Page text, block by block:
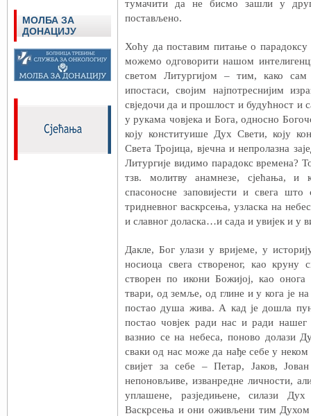
тумачити да не бисмо зашли у
постављено.
Хоћу да поставим питање о
можемо одговорити нашом
светом Литургијом – тим, како
ипостаси, својим најпотреснијим
свједочи да и прошлост и будућност и
у рукама човјека и Бога, односно
коју конституише Дух Свети, коју
Света Тројица, вјечна и непролазна
Литургије видимо парадокс времена?
тзв. молитву анамнезе, сјећања, и
спасоносне заповијести и свега
тридневног васкрсења, узласка на
и славног доласка…и сада и увијек и у
Дакле, Бог улази у вријеме, у
носиоца свега створеног, као круну
створен по икони Божијој, као
твари, од земље, од глине и у кога је
постао душа жива. А кад је дошла
постао човјек ради нас и ради
вазнио се на небеса, поново долази
сваки од нас може да нађе себе у неком
свијет за себе – Петар, Јаков,
непоновљиве, изванредне личности,
уплашене, разједињене, силази
Васкрсења и они оживљени тим
МОЛБА ЗА
ДОНАЦИЈУ